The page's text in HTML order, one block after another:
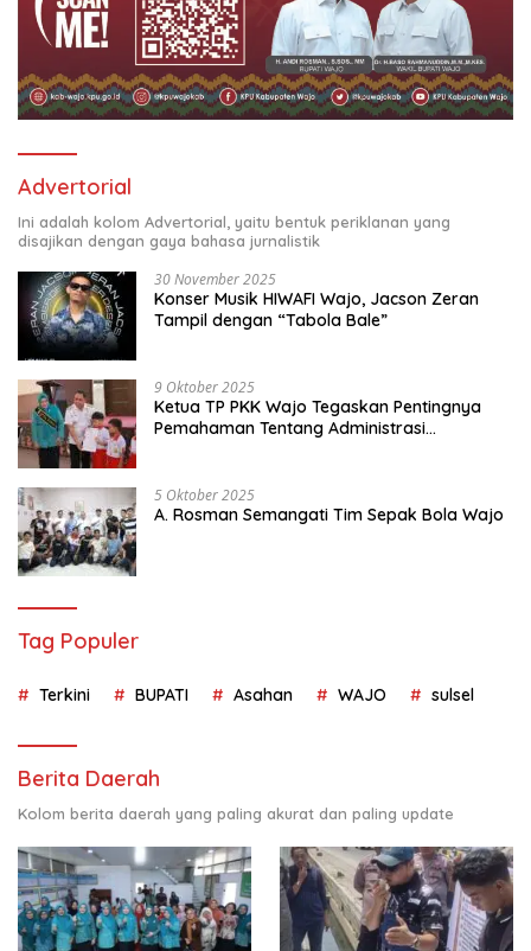
Advertorial
Ini adalah kolom Advertorial, yaitu bentuk periklanan yang
disajikan dengan gaya bahasa jurnalistik
30 November 2025
Konser Musik HIWAFI Wajo, Jacson Zeran
Tampil dengan “Tabola Bale”
9 Oktober 2025
Ketua TP PKK Wajo Tegaskan Pentingnya
Pemahaman Tentang Administrasi
5 Oktober 2025
A. Rosman Semangati Tim Sepak Bola Wajo
Tag Populer
Terkini BUPATI Asahan WAJO sulsel
Berita Daerah
Kolom berita daerah yang paling akurat dan paling update